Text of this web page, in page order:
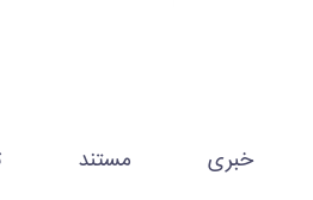
خبری مستند